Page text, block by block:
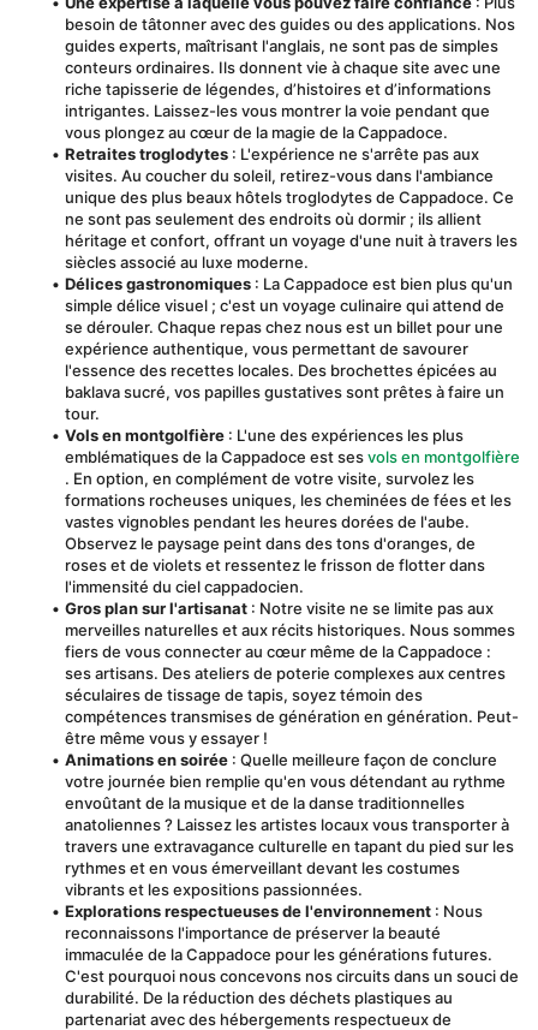
besoin de tâtonner avec des guides ou des applications. Nos
guides experts, maîtrisant l'anglais, ne sont pas de simples
conteurs ordinaires. Ils donnent vie à chaque site avec une
riche tapisserie de légendes, d’histoires et d’informations
intrigantes. Laissez-les vous montrer la voie pendant que
vous plongez au cœur de la magie de la Cappadoce.
Retraites troglodytes : L'expérience ne s'arrête pas aux
visites. Au coucher du soleil, retirez-vous dans l'ambiance
unique des plus beaux hôtels troglodytes de Cappadoce. Ce
ne sont pas seulement des endroits où dormir ; ils allient
héritage et confort, offrant un voyage d'une nuit à travers les
siècles associé au luxe moderne.
Délices gastronomiques : La Cappadoce est bien plus qu'un
simple délice visuel ; c'est un voyage culinaire qui attend de
se dérouler. Chaque repas chez nous est un billet pour une
expérience authentique, vous permettant de savourer
l'essence des recettes locales. Des brochettes épicées au
baklava sucré, vos papilles gustatives sont prêtes à faire un
tour.
Vols en montgolfière : L'une des expériences les plus
emblématiques de la Cappadoce est ses vols en montgolfière
. En option, en complément de votre visite, survolez les
formations rocheuses uniques, les cheminées de fées et les
vastes vignobles pendant les heures dorées de l'aube.
Observez le paysage peint dans des tons d'oranges, de
roses et de violets et ressentez le frisson de flotter dans
l'immensité du ciel cappadocien.
Gros plan sur l'artisanat : Notre visite ne se limite pas aux
merveilles naturelles et aux récits historiques. Nous sommes
fiers de vous connecter au cœur même de la Cappadoce :
ses artisans. Des ateliers de poterie complexes aux centres
séculaires de tissage de tapis, soyez témoin des
compétences transmises de génération en génération. Peut-
être même vous y essayer !
Animations en soirée : Quelle meilleure façon de conclure
votre journée bien remplie qu'en vous détendant au rythme
envoûtant de la musique et de la danse traditionnelles
anatoliennes ? Laissez les artistes locaux vous transporter à
travers une extravagance culturelle en tapant du pied sur les
rythmes et en vous émerveillant devant les costumes
vibrants et les expositions passionnées.
Explorations respectueuses de l'environnement : Nous
reconnaissons l'importance de préserver la beauté
immaculée de la Cappadoce pour les générations futures.
C'est pourquoi nous concevons nos circuits dans un souci de
durabilité. De la réduction des déchets plastiques au
partenariat avec des hébergements respectueux de